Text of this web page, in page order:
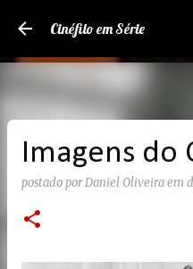
Pular para o
Cinéfilo em Série
Imagens do
postado porDaniel Oliveiraem